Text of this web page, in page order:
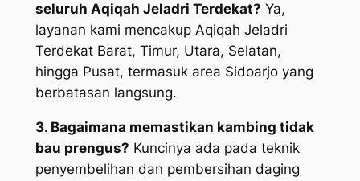
seluruh Aqiqah Jeladri Terdekat? Ya,
layanan kami mencakup Aqiqah Jeladri
Terdekat Barat, Timur, Utara, Selatan,
hingga Pusat, termasuk area Sidoarjo yang
berbatasan langsung.
3. Bagaimana memastikan kambing tidak
bau prengus? Kuncinya ada pada teknik
penyembelihan dan pembersihan daging